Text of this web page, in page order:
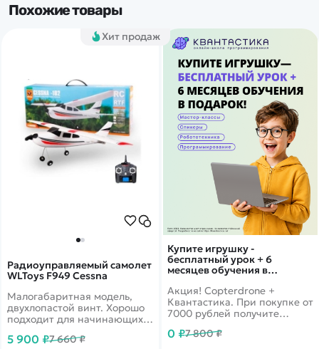
Похожие товары
Купите игрушку -
бесплатный урок + 6
месяцев обучения в
Акция! Copterdrone +
Квантастика. При покупке от
7000 рублей получите
нашего партнера
0 ₽7 800 ₽
Хит продаж
Радиоуправляемый самолет
WLToys F949 Cessna
Малогабаритная модель,
двухлопастой винт. Хорошо
подходит для начинающих
полету. Размах крыла 50 см.
5 900 ₽7 660 ₽